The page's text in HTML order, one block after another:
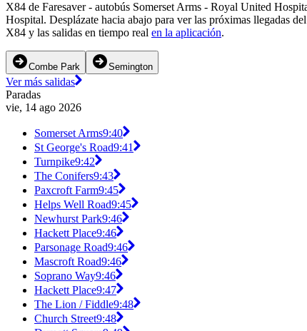
X84 de Faresaver - autobús Somerset Arms - Royal United
Hospital. Desplázate hacia abajo para ver las próximas llegadas
X84 y las salidas en tiempo real en la aplicación.
Combe Park Semington
Ver más salidas
Paradas
vie, 14 ago 2026
Somerset Arms9:40
St George's Road9:41
Turnpike9:42
The Conifers9:43
Paxcroft Farm9:45
Helps Well Road9:45
Newhurst Park9:46
Hackett Place9:46
Parsonage Road9:46
Mascroft Road9:46
Soprano Way9:46
Hackett Place9:47
The Lion / Fiddle9:48
Church Street9:48